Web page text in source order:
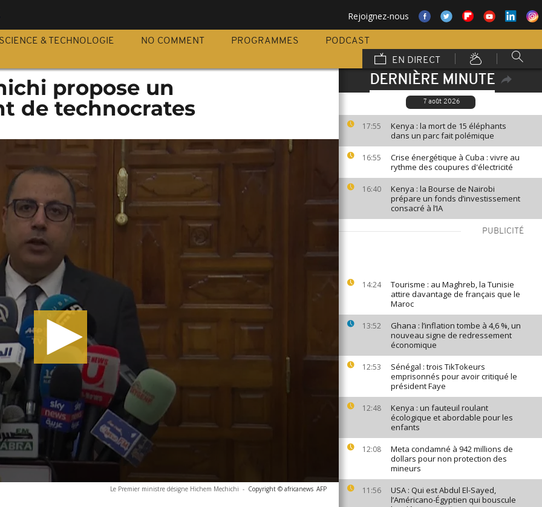
Rejoignez-nous
SCIENCE & TECHNOLOGIE NO COMMENT PROGRAMMES
PODCAST
EN DIRECT
DERNIÈRE MINUTE
7 août 2026
17:55
Kenya : la mort de 15 éléphants
dans un parc fait polémique
16:55
Crise énergétique à Cuba : vivre au
rythme des coupures d'électricité
16:40
Kenya : la Bourse de Nairobi
prépare un fonds d’investissement
consacré à l’IA
PUBLICITÉ
14:24
Tourisme : au Maghreb, la Tunisie
attire davantage de français que le
Maroc
13:52
Ghana : l’inflation tombe à 4,6 %, un
nouveau signe de redressement
économique
12:53
Sénégal : trois TikTokeurs
emprisonnés pour avoir critiqué le
président Faye
12:48
Kenya : un fauteuil roulant
écologique et abordable pour les
enfants
12:08
Meta condamné à 942 millions de
dollars pour non protection des
mineurs
11:56
USA : Qui est Abdul El-Sayed,
l’Américano-Égyptien qui bouscule
propose un
de technocrates
Le Premier ministre désigne Hichem Mechichi - Copyright © africanews AFP